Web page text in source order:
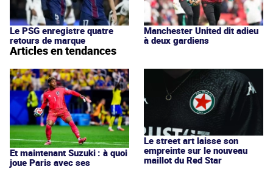
Le PSG enregistre quatre
retours de marque
Manchester United dit adieu
à deux gardiens
Articles en tendances
Et maintenant Suzuki : à quoi
joue Paris avec ses
Le street art laisse son
empreinte sur le nouveau
maillot du Red Star